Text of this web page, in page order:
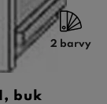
2 barvy
buk